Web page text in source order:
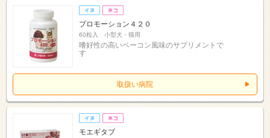
プロモーション４２０
60粒入 小型犬・猫用
嗜好性の高いベーコン風味のサプリメントで
す
取扱い病院
モエギタブ